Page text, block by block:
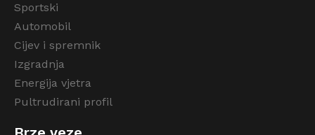
Sportski
Automobil
Cijev i spremnik
Izgradnja
Energija vjetra
Pultrudirani profil